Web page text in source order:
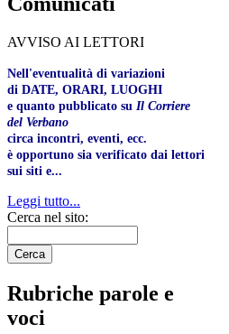
AVVISO AI LETTORI
Nell'eventualità di variazioni
di DATE, ORARI, LUOGHI
e quanto pubblicato su Il Corriere
del Verbano
circa incontri, eventi, ecc.
è opportuno sia verificato dai lettori
sui siti e...
Leggi tutto...
Cerca nel sito:
Rubriche parole e
voci